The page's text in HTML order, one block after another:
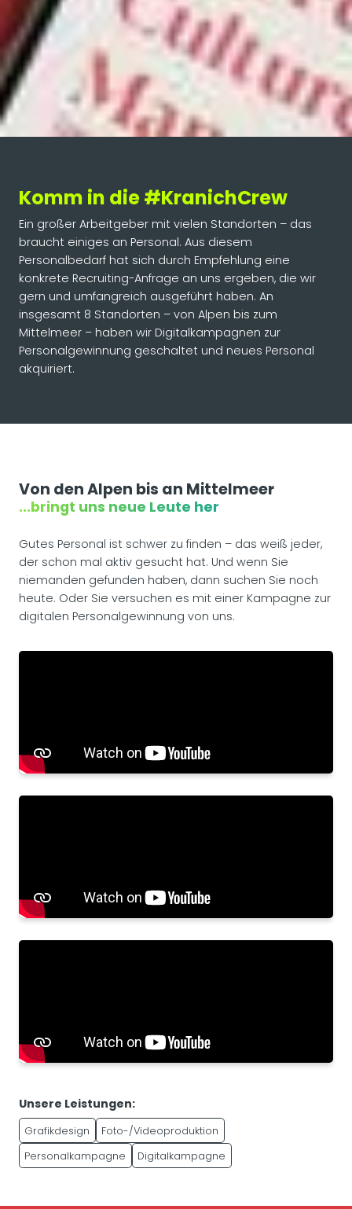
Komm in die #KranichCrew
Ein großer Arbeitgeber mit vielen Standorten – das
braucht einiges an Personal. Aus diesem
Personalbedarf hat sich durch Empfehlung eine
konkrete Recruiting-Anfrage an uns ergeben, die wir
gern und umfangreich ausgeführt haben. An
insgesamt 8 Standorten – von Alpen bis zum
Mittelmeer – haben wir Digitalkampagnen zur
Personalgewinnung geschaltet und neues Personal
akquiriert.
Von den Alpen bis an Mittelmeer
...bringt uns neue Leute her
Gutes Personal ist schwer zu finden – das weiß jeder,
der schon mal aktiv gesucht hat. Und wenn Sie
niemanden gefunden haben, dann suchen Sie noch
heute. Oder Sie versuchen es mit einer Kampagne zur
digitalen Personalgewinnung von uns.
Unsere Leistungen:
Grafikdesign
Foto-/Videoproduktion
Personalkampagne
Digitalkampagne